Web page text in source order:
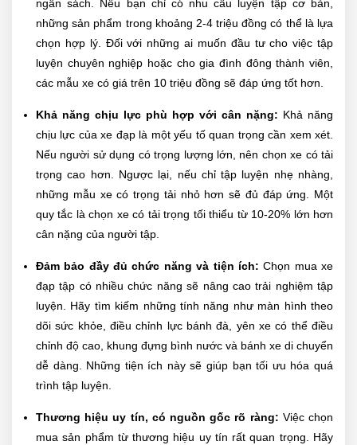
ngân sách. Nếu bạn chỉ có nhu cầu luyện tập cơ bản,
những sản phẩm trong khoảng 2-4 triệu đồng có thể là lựa
chọn hợp lý. Đối với những ai muốn đầu tư cho việc tập
luyện chuyên nghiệp hoặc cho gia đình đông thành viên,
các mẫu xe có giá trên 10 triệu đồng sẽ đáp ứng tốt hơn.
Khả năng chịu lực phù hợp với cân nặng: Khả năng
chịu lực của xe đạp là một yếu tố quan trọng cần xem xét.
Nếu người sử dụng có trọng lượng lớn, nên chọn xe có tải
trọng cao hơn. Ngược lại, nếu chỉ tập luyện nhẹ nhàng,
những mẫu xe có trọng tải nhỏ hơn sẽ đủ đáp ứng. Một
quy tắc là chọn xe có tải trọng tối thiểu từ 10-20% lớn hơn
cân nặng của người tập.
Đảm bảo đầy đủ chức năng và tiện ích:Chọn mua xe
đạp tập có nhiều chức năng sẽ nâng cao trải nghiệm tập
luyện. Hãy tìm kiếm những tính năng như màn hình theo
dõi sức khỏe, điều chỉnh lực bánh đà, yên xe có thể điều
chỉnh độ cao, khung đựng bình nước và bánh xe di chuyển
dễ dàng. Những tiện ích này sẽ giúp bạn tối ưu hóa quá
trình tập luyện.
Thương hiệu uy tín, có nguồn gốc rõ ràng: Việc chọn
mua sản phẩm từ thương hiệu uy tín rất quan trọng. Hãy